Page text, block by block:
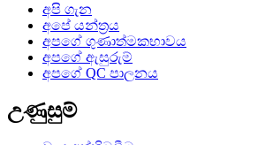
අපි ගැන
අපේ යන්ත්‍රය
අපගේ ගුණාත්මකභාවය
අපගේ ඇසුරුම්
අපගේ QC පාලනය
උණුසුම්